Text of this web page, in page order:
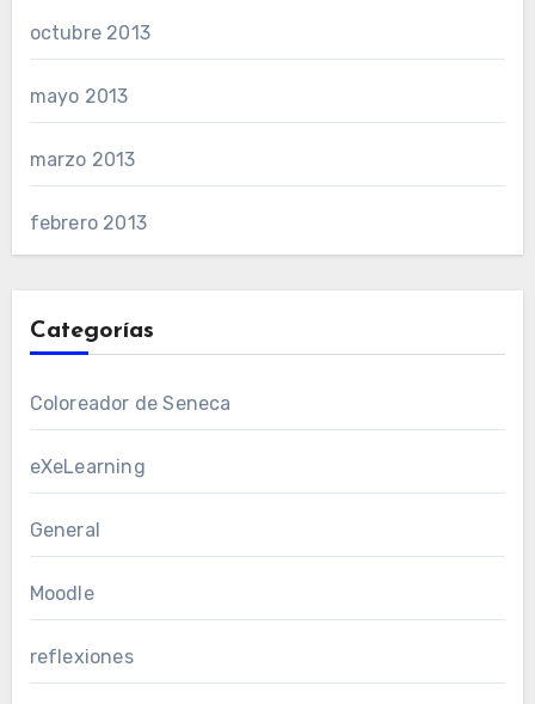
octubre 2013
mayo 2013
marzo 2013
febrero 2013
Categorías
Coloreador de Seneca
eXeLearning
General
Moodle
reflexiones